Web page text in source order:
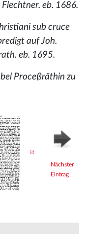
eb. 1686.
sub cruce
auf Joh.
eb. 1695.
Proceßräthin zu
Nächster
Eintrag